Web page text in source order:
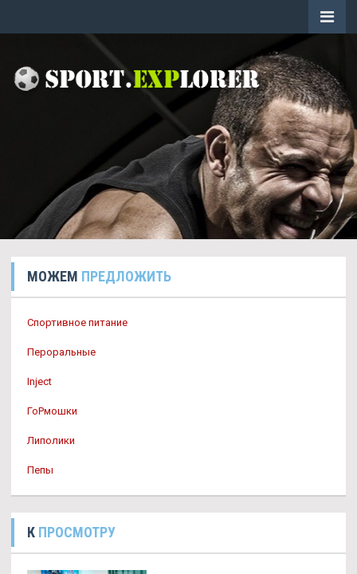
МОЖЕМ ПРЕДЛОЖИТЬ
Спортивное питание
Пероральные
Inject
ГоРмошки
Липолики
Пепы
К ПРОСМОТРУ